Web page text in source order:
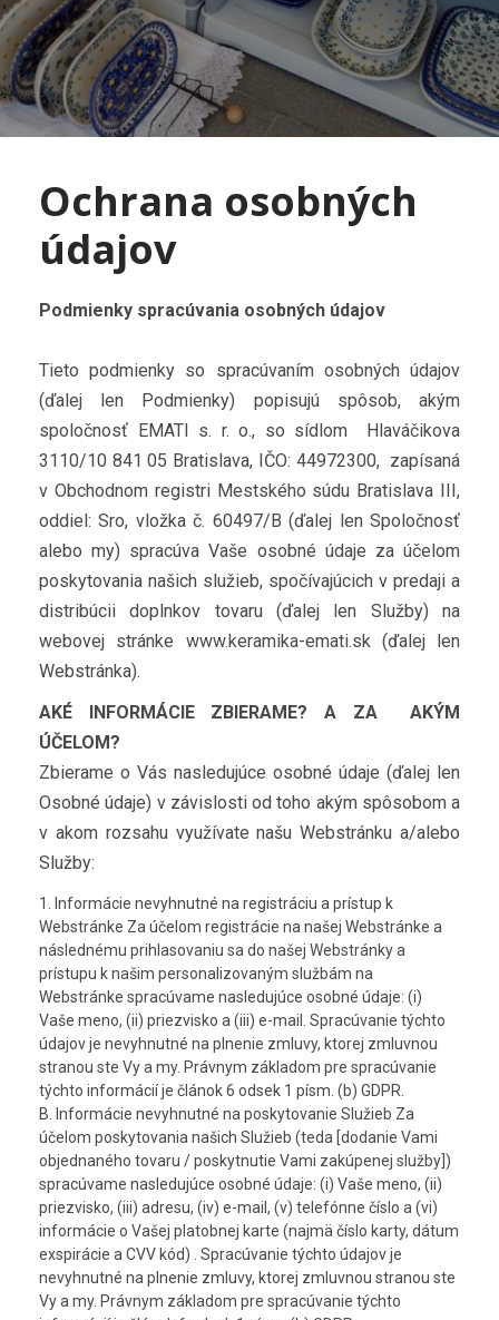
Ochrana osobných
údajov
Podmienky spracúvania osobných údajov
Tieto podmienky so spracúvaním osobných údajov
(ďalej len Podmienky) popisujú spôsob, akým
spoločnosť EMATI s. r. o., so sídlom Hlaváčikova
3110/10 841 05 Bratislava, IČO: 44972300, zapísaná
v Obchodnom registri Mestského súdu Bratislava III,
oddiel: Sro, vložka č. 60497/B (ďalej len Spoločnosť
alebo my) spracúva Vaše osobné údaje za účelom
poskytovania našich služieb, spočívajúcich v predaji a
distribúcii doplnkov tovaru (ďalej len Služby) na
webovej stránke www.keramika-emati.sk (ďalej len
Webstránka).
AKÉ INFORMÁCIE ZBIERAME? A ZA AKÝM
ÚČELOM?
Zbierame o Vás nasledujúce osobné údaje (ďalej len
Osobné údaje) v závislosti od toho akým spôsobom a
v akom rozsahu využívate našu Webstránku a/alebo
Služby:
Informácie nevyhnutné na registráciu a prístup k
Webstránke Za účelom registrácie na našej Webstránke a
následnému prihlasovaniu sa do našej Webstránky a
prístupu k našim personalizovaným službám na
Webstránke spracúvame nasledujúce osobné údaje: (i)
Vaše meno, (ii) priezvisko a (iii) e-mail. Spracúvanie týchto
údajov je nevyhnutné na plnenie zmluvy, ktorej zmluvnou
stranou ste Vy a my. Právnym základom pre spracúvanie
týchto informácií je článok 6 odsek 1 písm. (b) GDPR.
B. Informácie nevyhnutné na poskytovanie Služieb Za
účelom poskytovania našich Služieb (teda [dodanie Vami
objednaného tovaru / poskytnutie Vami zakúpenej služby])
spracúvame nasledujúce osobné údaje: (i) Vaše meno, (ii)
priezvisko, (iii) adresu, (iv) e-mail, (v) telefónne číslo a (vi)
informácie o Vašej platobnej karte (najmä číslo karty, dátum
exspirácie a CVV kód) . Spracúvanie týchto údajov je
nevyhnutné na plnenie zmluvy, ktorej zmluvnou stranou ste
Vy a my. Právnym základom pre spracúvanie týchto